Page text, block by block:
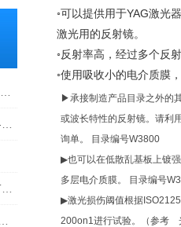
◦可以提供用于YAG激光
激光用的反射镜。
◦反射率高，经过多个反
◦使用吸收小的电介质膜
▶承接制造产品目录之外的
或波长特性的反射镜。请利
询单。 目录编号W3800
▶也可以在低散乱基板上镀
多层电介质膜。 目录编号
▶激光损伤阈值根据
200on1进行试验。（参考